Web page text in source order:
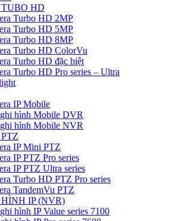
HD
Turbo HD 2MP
Turbo HD 5MP
Turbo HD 8MP
Turbo HD ColorVu
Turbo HD đặc biệt
Turbo HD Pro series – Ultra
IP Mobile
hình Mobile DVR
hình Mobile NVR
IP Mini PTZ
IP PTZ Pro series
IP PTZ Ultra series
Turbo HD PTZ Pro series
TandemVu PTZ
IP (NVR)
hình IP Value series 7100